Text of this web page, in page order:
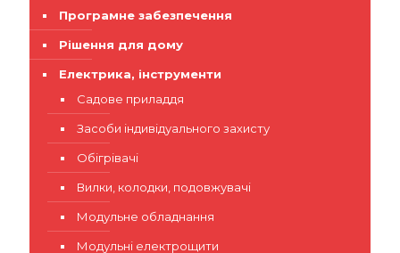
Програмне забезпечення
Рішення для дому
Електрика, інструменти
Садове приладдя
Засоби індивідуального захисту
Обігрівачі
Вилки, колодки, подовжувачі
Модульне обладнання
Модульні електрощити